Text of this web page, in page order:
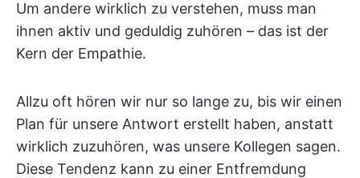
Um andere wirklich zu verstehen, muss man
ihnen aktiv und geduldig zuhören – das ist der
Kern der Empathie.
Allzu oft hören wir nur so lange zu, bis wir einen
Plan für unsere Antwort erstellt haben, anstatt
wirklich zuzuhören, was unsere Kollegen sagen.
Diese Tendenz kann zu einer Entfremdung